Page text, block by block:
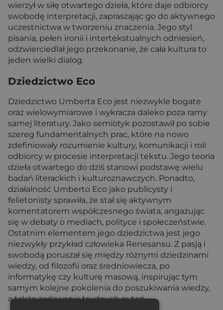
wierzył w siłę otwartego dzieła, które daje odbiorcy
swobodę interpretacji, zapraszając go do aktywnego
uczestnictwa w tworzeniu znaczenia. Jego styl
pisania, pełen ironii i intertekstualnych odniesień,
odzwierciedlał jego przekonanie, że cała kultura to
jeden wielki dialog.
Dziedzictwo Eco
Dziedzictwo Umberta Eco jest niezwykle bogate
oraz wielowymiarowe i wykracza daleko poza ramy
samej literatury. Jako semiotyk pozostawił po sobie
szereg fundamentalnych prac, które na nowo
zdefiniowały rozumienie kultury, komunikacji i roli
odbiorcy w procesie interpretacji tekstu. Jego teoria
dzieła otwartego do dziś stanowi podstawę wielu
badań literackich i kulturoznawczych. Ponadto,
działalność Umberto Eco jako publicysty i
felietonisty sprawiła, że stał się aktywnym
komentatorem współczesnego świata, angażując
się w debaty o mediach, polityce i społeczeństwie.
Ostatnim elementem jego dziedzictwa jest jego
niezwykły przykład człowieka Renesansu. Z pasją i
swobodą poruszał się między różnymi dziedzinami
wiedzy, od filozofii oraz średniowiecza, po
informatykę czy kulturę masową, inspirując tym
samym kolejne pokolenia do poszukiwania wiedzy,
a także zadawania trudnych pytań.